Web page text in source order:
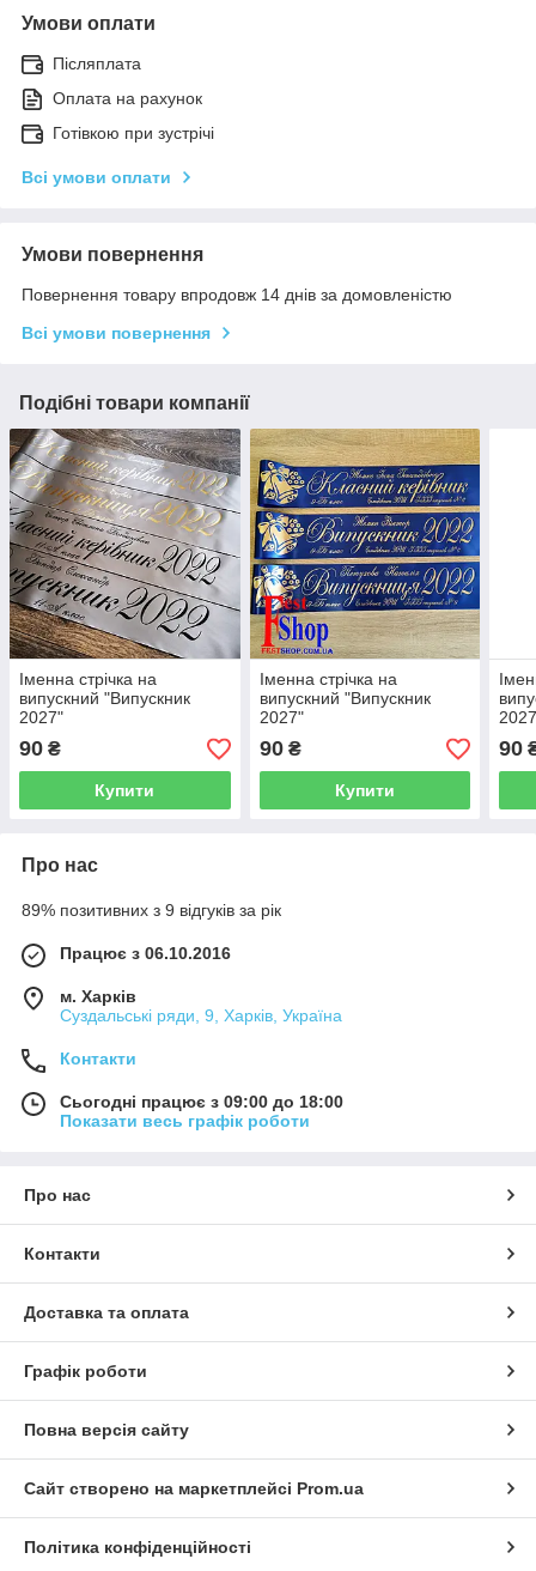
Умови оплати
Післяплата
Оплата на рахунок
Готівкою при зустрічі
Всі умови оплати
Умови повернення
Повернення товару впродовж 14 днів за домовленістю
Всі умови повернення
Подібні товари компанії
Іменна стрічка на
випускний "Випускник
2027"
90 ₴
Купити
Іменна стрічка на
випускний "Випускник
2027"
90₴
Купити
90
Про нас
89% позитивних з 9 відгуків за рік
Працює з 06.10.2016
м. Харків
Суздальські ряди, 9, Харків, Україна
Контакти
Сьогодні працює з 09:00 до 18:00
Показати весь графік роботи
Про нас
Контакти
Доставка та оплата
Графік роботи
Повна версія сайту
Сайт створено на маркетплейсі Prom.ua
Політика конфіденційності